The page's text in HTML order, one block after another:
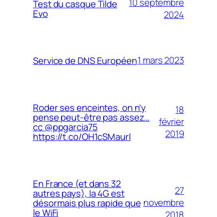
Test du casque Tilde
Evo
2024
Service de DNS Européen1 mars 2023
Roder ses enceintes, on n’y
pense peut-être pas assez…
cc @ppgarcia75
https://t.co/OH1cSMaurl
18
février
2019
En France (et dans 32
autres pays), la 4G est
désormais plus rapide que
le WiFi
27
novembre